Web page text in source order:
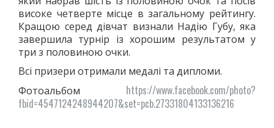
КУЛЬТУРА
ОСВІТА
ІСТОРІЯ
ВІДОМІ ЛЮДИ МІСТА
ПАМ'ЯТНИКИ МІСТА
"ПЕРЕГОРТАЮЧИ СТАРІ ГАЗЕТИ"
50-ТІ РОКИ
високе четверте місце в загальному рейтингу.
Кращою серед дівчат визнали Надію Губу, яка
завершила турнір із хорошим результатом у
три з половиною очки.
Всі призери отримали медалі та дипломи.
Фотоальбом https://www.facebook.com/photo?
fbid=4547124248944207&set=pcb.27331804133136216